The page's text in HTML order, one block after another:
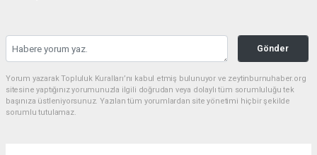
Gönder
Yorum yazarak Topluluk Kuralları’nı kabul etmiş bulunuyor ve zeytinburnuhaber.org
sitesine yaptığınız yorumunuzla ilgili doğrudan veya dolaylı tüm sorumluluğu tek
başınıza üstleniyorsunuz. Yazılan tüm yorumlardan site yönetimi hiçbir şekilde
sorumlu tutulamaz.